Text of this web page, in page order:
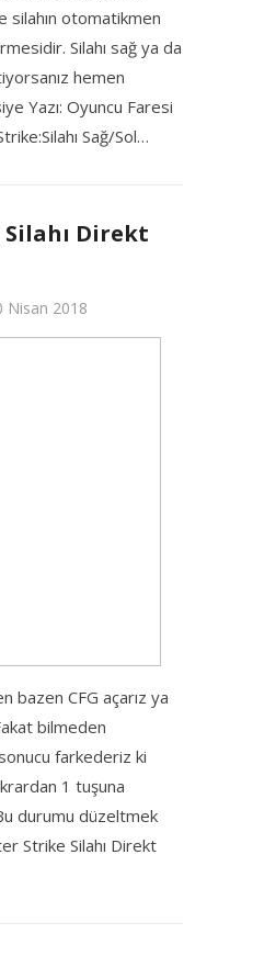
otomatikmen
Silahı sağ ya da
hemen
Yazı: Oyuncu Faresi
Sağ/Sol…
Direkt
Nisan 2018
bazen CFG açarız ya
bilmeden
farkederiz ki
1 tuşuna
durumu düzeltmek
Strike Silahı Direkt